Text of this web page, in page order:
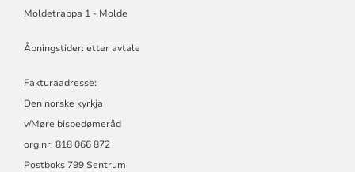
Moldetrappa 1 - Molde
Åpningstider: etter avtale
Fakturaadresse:
Den norske kyrkja
v/Møre bispedømeråd
org.nr: 818 066 872
Postboks 799 Sentrum